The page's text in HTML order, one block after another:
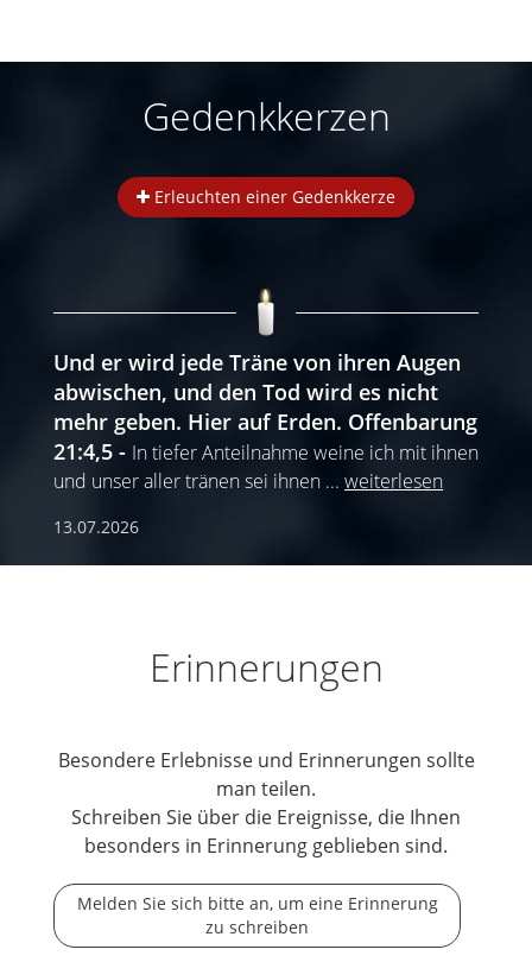
Gedenkkerzen
Erleuchten einer Gedenkkerze
Und er wird jede Träne von ihren Augen
abwischen, und den Tod wird es nicht
mehr geben. Hier auf Erden. Offenbarung
21:4,5
In tiefer Anteilnahme weine ich mit ihnen
und unser aller tränen sei ihnen ... weiterlesen
13.07.2026
Erinnerungen
Besondere Erlebnisse und Erinnerungen sollte
man teilen.
Schreiben Sie über die Ereignisse, die Ihnen
besonders in Erinnerung geblieben sind.
Melden Sie sich bitte an, um eine Erinnerung
zu schreiben